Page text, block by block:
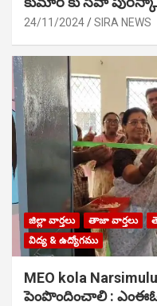
24/11/2024 SIRA NEWS
జిల్లా వార్తలు తాజా వార్తలు
విద్య & ఉద్యోగము
MEO kola
పెంపొందించాలి : ఎంఈఓ